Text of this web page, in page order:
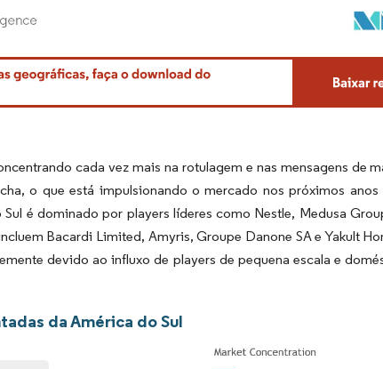
CC BY 4.0.
cada vez mais na rotulagem e nas mensagens de
o que está impulsionando o mercado nos próximos
é dominado por players líderes como Nestle, Medusa
Bacardi Limited, Amyris, Groupe Danone SA e Yakult
devido ao influxo de players de pequena escala e
da América do Sul